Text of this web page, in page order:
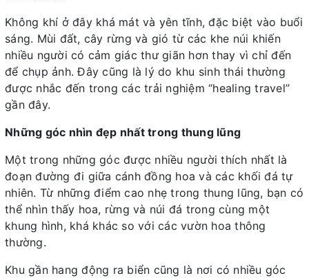
Không khí ở đây khá mát và yên tĩnh, đặc biệt vào buổi
sáng. Mùi đất, cây rừng và gió từ các khe núi khiến
nhiều người có cảm giác thư giãn hơn thay vì chỉ đến
để chụp ảnh. Đây cũng là lý do khu sinh thái thường
được nhắc đến trong các trải nghiệm “healing travel”
gần đây.
Những góc nhìn đẹp nhất trong thung lũng
Một trong những góc được nhiều người thích nhất là
đoạn đường đi giữa cánh đồng hoa và các khối đá tự
nhiên. Từ những điểm cao nhẹ trong thung lũng, bạn có
thể nhìn thấy hoa, rừng và núi đá trong cùng một
khung hình, khá khác so với các vườn hoa thông
thường.
Khu gần hang động ra biển cũng là nơi có nhiều góc